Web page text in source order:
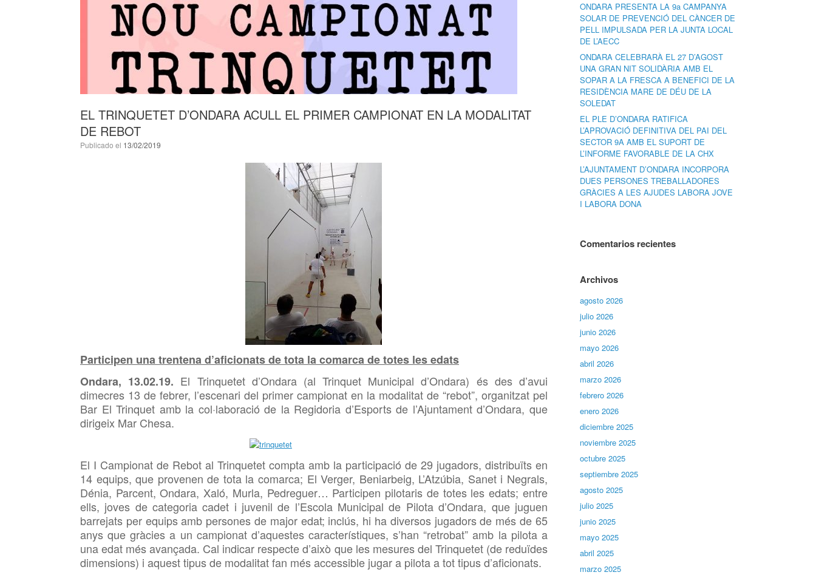
EL TRINQUETET D’ONDARA ACULL EL PRIMER CAMPIONAT EN LA MODALITAT
DE REBOT
Publicado el 13/02/2019
Participen una trentena d’aficionats de tota la comarca de totes les edats
Ondara, 13.02.19. El Trinquetet d’Ondara (al Trinquet Municipal d’Ondara) és des d’avui
dimecres 13 de febrer, l’escenari del primer campionat en la modalitat de “rebot”, organitzat pel
Bar El Trinquet amb la col·laboració de la Regidoria d’Esports de l’Ajuntament d’Ondara, que
dirigeix Mar Chesa.
El I Campionat de Rebot al Trinquetet compta amb la participació de 29 jugadors, distribuïts en
14 equips, que provenen de tota la comarca; El Verger, Beniarbeig, L’Atzúbia, Sanet i Negrals,
Dénia, Parcent, Ondara, Xaló, Murla, Pedreguer… Participen pilotaris de totes les edats; entre
ells, joves de categoria cadet i juvenil de l’Escola Municipal de Pilota d’Ondara, que juguen
barrejats per equips amb persones de major edat; inclús, hi ha diversos jugadors de més de 65
anys que gràcies a un campionat d’aquestes característiques, s’han “retrobat” amb la pilota a
una edat més avançada. Cal indicar respecte d’això que les mesures del Trinquetet (de reduïdes
dimensions) i aquest tipus de modalitat fan més accessible jugar a pilota a tot tipus d’aficionats.
ONDARA PRESENTA LA 9a CAMPANYA
SOLAR DE PREVENCIÓ DEL CÀNCER DE
PELL IMPULSADA PER LA JUNTA LOCAL
DE L’AECC
ONDARA CELEBRARÀ EL 27 D’AGOST
UNA GRAN NIT SOLIDÀRIA AMB EL
SOPAR A LA FRESCA A BENEFICI DE LA
RESIDÈNCIA MARE DE DÉU DE LA
SOLEDAT
EL PLE D’ONDARA RATIFICA
L’APROVACIÓ DEFINITIVA DEL PAI DEL
SECTOR 9A AMB EL SUPORT DE
L’INFORME FAVORABLE DE LA CHX
L’AJUNTAMENT D’ONDARA INCORPORA
DUES PERSONES TREBALLADORES
GRÀCIES A LES AJUDES LABORA JOVE
I LABORA DONA
Comentarios recientes
Archivos
agosto 2026
julio 2026
junio 2026
mayo 2026
abril 2026
marzo 2026
febrero 2026
enero 2026
diciembre 2025
noviembre 2025
octubre 2025
septiembre 2025
agosto 2025
julio 2025
junio 2025
mayo 2025
abril 2025
marzo 2025